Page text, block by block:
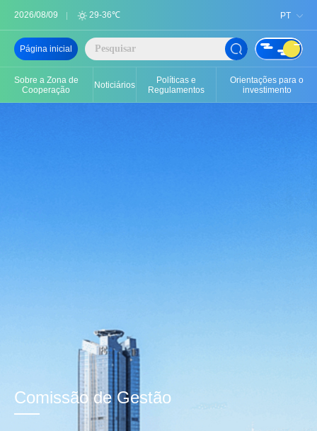
2026/08/09 29-36℃ PT
Sobre a Zona de
Cooperação
Noticiários
Políticas e
Regulamentos
Orientações para o
investimento
Página inicial
Comissão de Gestão